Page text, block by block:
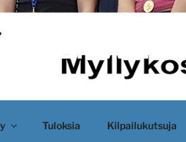
Tuloksia Kilpailukutsuja